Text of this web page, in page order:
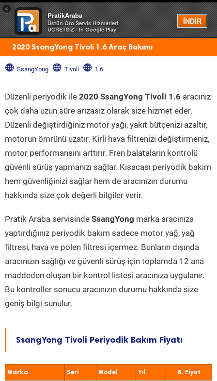
×
PratikAraba
Üstün Oto Servis Hizmetleri
ÜCRETSİZ - In Google Play
İNDİR
Menü
2020 SsangYong Tivoli 1.6 Araç Bakımı
SsangYong Tivoli 1.6
Düzenli periyodik ile 2020 SsangYong Tivoli 1.6 aracınız
çok daha uzun süre arızasız olarak size hizmet eder.
Düzenli değiştirdiğiniz motor yağı, yakıt bütçenizi azaltır,
motorun ömrünü uzatır. Kirli hava filtrenizi değiştirmeniz,
motor performansını arttırır. Fren balataların kontrolü
güvenli sürüş yapmanızı sağlar. Kısacası periyodik bakım
hem güvenliğinizi sağlar hem de aracınızın durumu
hakkında size çok değerli bilgiler verir.
Pratik Araba servisinde SsangYong marka aracınıza
yaptırdığınız periyodik bakım sadece motor yağ, yağ
filtresi, hava ve polen filtresi içermez. Bunların dışında
aracınızın sağlığı ve güvenli sürüş için toplamda 12 ana
maddeden oluşan bir kontrol listesi aracınıza uygulanır.
Bu kontroller sonucu aracınızın durumu hakkında size
geniş bilgi sunulur.
SsangYong Tivoli Periyodik Bakım Fiyatı
Marka Seri Model Yıl